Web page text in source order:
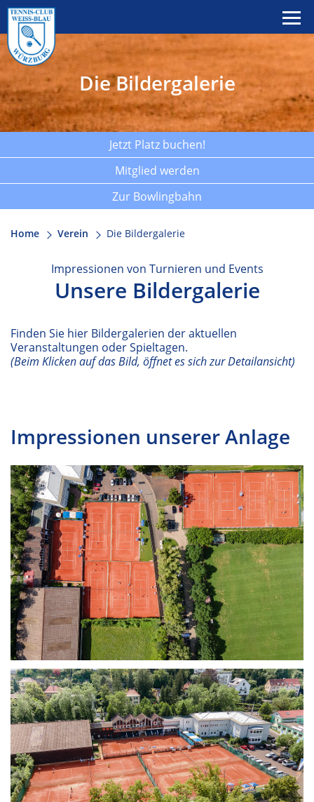
Die Bildergalerie
Jetzt Platz buchen!
Mitglied werden
Zur Bowlingbahn
Home Verein Die Bildergalerie
Impressionen von Turnieren und Events
Unsere Bildergalerie
Finden Sie hier Bildergalerien der aktuellen
Veranstaltungen oder Spieltagen.
(Beim Klicken auf das Bild, öffnet es sich zur Detailansicht)
Impressionen unserer Anlage